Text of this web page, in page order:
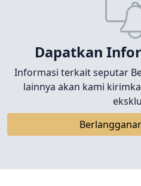
Dapatkan
Informasi terkait seputar
lainnya akan kami